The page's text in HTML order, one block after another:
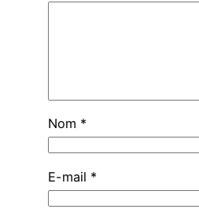
Nom *
E-mail *